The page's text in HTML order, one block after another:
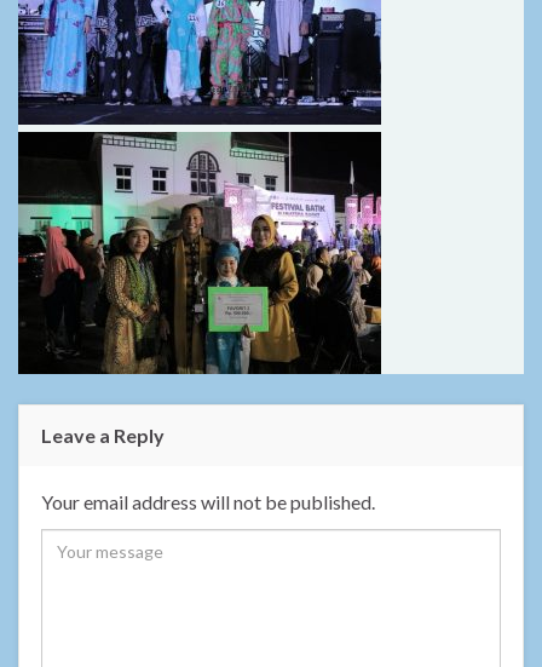
Leave a Reply
Your email address will not be published.